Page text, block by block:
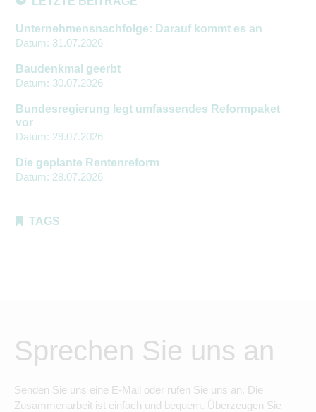
Unternehmensnachfolge: Darauf kommt es an
Datum: 31.07.2026
Baudenkmal geerbt
Datum: 30.07.2026
Bundesregierung legt umfassendes Reformpaket
vor
Datum: 29.07.2026
Die geplante Rentenreform
Datum: 28.07.2026
TAGS
Sprechen Sie uns an
Senden Sie uns eine E-Mail oder rufen Sie uns an. Die
Zusammenarbeit ist einfach und bequem. Überzeugen Sie